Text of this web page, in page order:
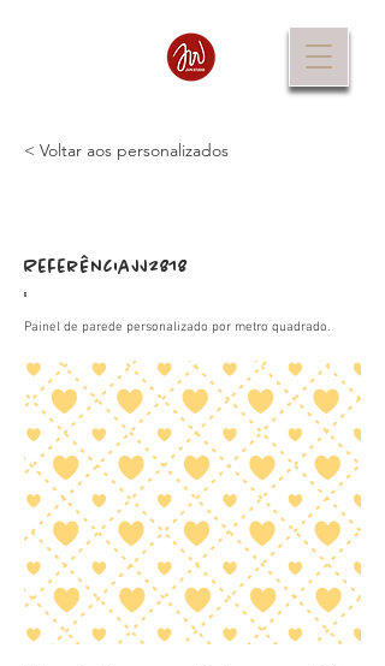
< Voltar aos personalizados
Referência
:
JJ2818
Painel de parede personalizado por metro quadrado.